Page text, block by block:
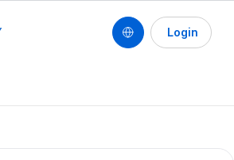
Login